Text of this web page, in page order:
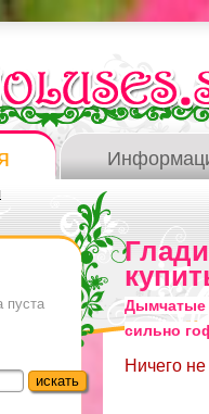
пуста
Дымчатые
сильно
Ничего